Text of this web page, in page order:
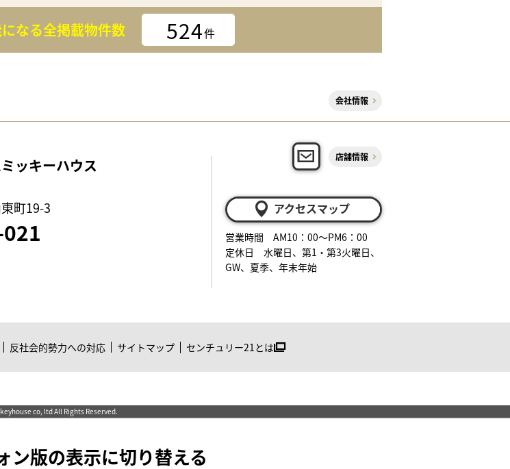
なる全掲載物件数 524件
会社情報
ッキーハウス
町19-3
店舗情報
アクセスマップ
営業時間 AM10：00～PM6：00
定休日 水曜日、第1・第3火曜日、
GW、夏季、年末年始
反社会的勢力への対応 サイトマップ センチュリー21とは
co, ltd All Rights Reserved.
ン版の表示に切り替える